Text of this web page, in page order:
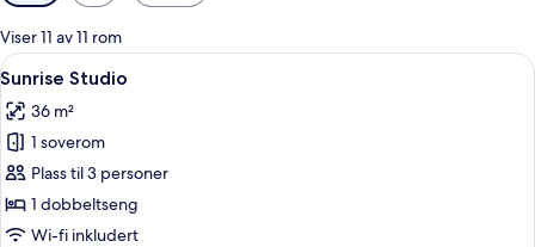
for
rom
Viser 11 av 11 rom
Åpne
alle
bildene
av
Sunrise
Studio
6
Sunrise Studio
36 m²
1 soverom
Plass til 3 personer
1 dobbeltseng
Wi-fi inkludert